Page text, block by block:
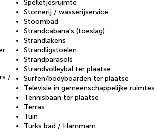
/
Spelletjesruimte
Stomerij / wasserijservice
Stoombad
Strandcabana's (toeslag)
Strandlakens
Strandligstoelen
Strandparasols
Strandvolleybal ter plaatse
Surfen/bodyboarden ter plaatse
Televisie in gemeenschappelijke ruimtes
Tennisbaan ter plaatse
Terras
Tuin
Turks bad / Hammam